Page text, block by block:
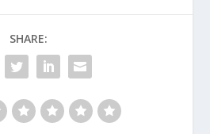
SHARE: